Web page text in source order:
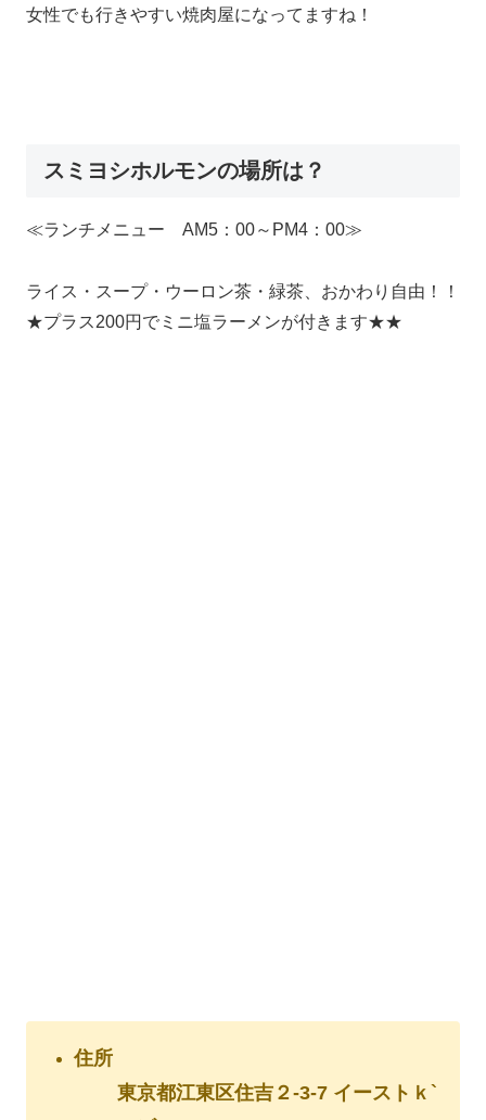
女性でも行きやすい焼肉屋になってますね！
スミヨシホルモンの場所は？
≪ランチメニュー AM5：00～PM4：00≫
ライス・スープ・ウーロン茶・緑茶、おかわり自由！！
★プラス200円でミニ塩ラーメンが付きます★★
住所
東京都江東区住吉２-3-7 イーストｋ`